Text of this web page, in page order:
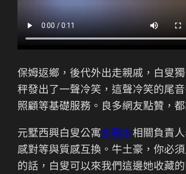
保姆返鄉，後代外出走親戚，白叟
秤發出了一聲冷笑，這聲冷笑的尾
照顧等基礎服務。良多網友點贊，
元墅西興白叟公寓水箱水相關負責
感對等與質感互換。牛土豪，你必
的話，白叟可以來我們這邊她收藏